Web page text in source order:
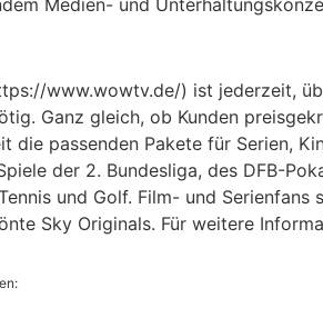
Medien- und
www.wowtv.de/) ist jederzeit,
Ganz gleich, ob Kunden
die passenden Pakete für Serien,
der 2. Bundesliga, des DFB-
und Golf. Film- und
Sky Originals. Für weitere